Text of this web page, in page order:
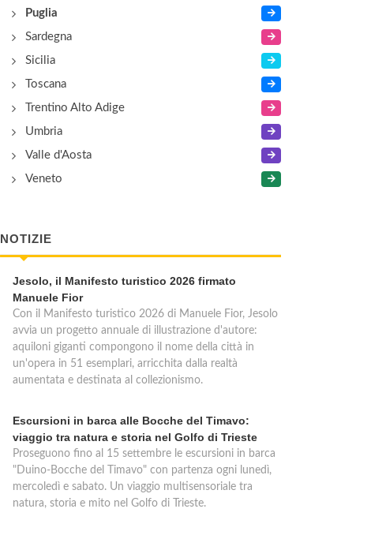
Puglia
Sardegna
Sicilia
Toscana
Trentino Alto Adige
Umbria
Valle d'Aosta
Veneto
NOTIZIE
Jesolo, il Manifesto turistico 2026 firmato
Manuele Fior
Con il Manifesto turistico 2026 di Manuele Fior, Jesolo
avvia un progetto annuale di illustrazione d'autore:
aquiloni giganti compongono il nome della città in
un'opera in 51 esemplari, arricchita dalla realtà
aumentata e destinata al collezionismo.
Escursioni in barca alle Bocche del Timavo:
viaggio tra natura e storia nel Golfo di Trieste
Proseguono fino al 15 settembre le escursioni in barca
"Duino-Bocche del Timavo" con partenza ogni lunedì,
mercoledì e sabato. Un viaggio multisensoriale tra
natura, storia e mito nel Golfo di Trieste.